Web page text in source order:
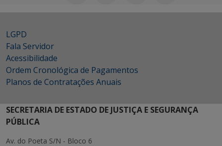
LGPD
Fala Servidor
Acessibilidade
Ordem Cronológica de Pagamentos
Planos de Contratações Anuais
SECRETARIA DE ESTADO DE JUSTIÇA E SEGURANÇA
PÚBLICA
Av. do Poeta S/N - Bloco 6